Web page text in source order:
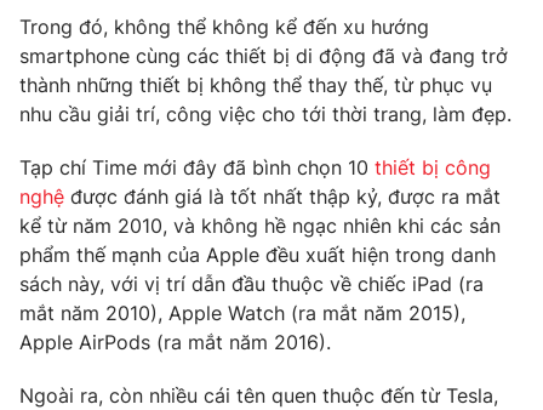
Hậu trường
Nhân vật
Khán giả
Giải sao mai
Giải trí
Điện ảnh
Âm nhạc
Sao
Đời sống
Làm đẹp
Chất lượng cuộc sống
Giáo dục
Tuyển sinh
Học trực tuyến
Công nghệ
Hitech Công nghệ tương lai
Sản phẩm
Thị trường
Giao lưu trực tuyến
Lịch phát sóng
Trong đó, không thể không kể đến xu hướng
smartphone cùng các thiết bị di động đã và đang trở
thành những thiết bị không thể thay thế, từ phục vụ
nhu cầu giải trí, công việc cho tới thời trang, làm đẹp.
Tạp chí Time mới đây đã bình chọn 10 thiết bị công
nghệ được đánh giá là tốt nhất thập kỷ, được ra mắt
kể từ năm 2010, và không hề ngạc nhiên khi các sản
phẩm thế mạnh của Apple đều xuất hiện trong danh
sách này, với vị trí dẫn đầu thuộc về chiếc iPad (ra
mắt năm 2010), Apple Watch (ra mắt năm 2015),
Apple AirPods (ra mắt năm 2016).
Ngoài ra, còn nhiều cái tên quen thuộc đến từ Tesla,